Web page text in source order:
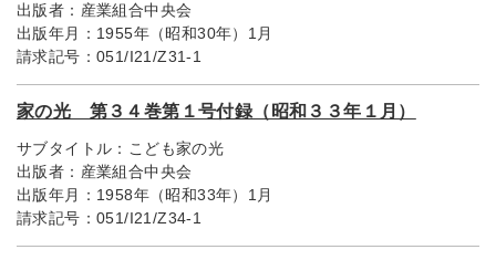
出版者： 産業組合中央会
出版年月： 1955年（昭和30年）1月
請求記号： 051/I21/Z31-1
家の光 第３４巻第１号付録（昭和３３年１月）
サブタイトル： こども家の光
出版者： 産業組合中央会
出版年月： 1958年（昭和33年）1月
請求記号： 051/I21/Z34-1